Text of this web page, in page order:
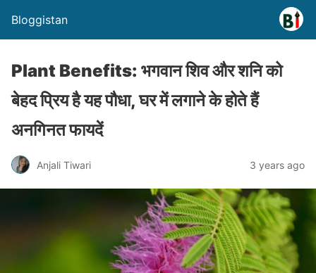
Bloggistan
Plant Benefits: भगवान शिव और शनि को
बेहद प्रिय है यह पौधा, घर में लगाने के होते हैं
अनगिनत फायदें
Anjali Tiwari 3 years ago